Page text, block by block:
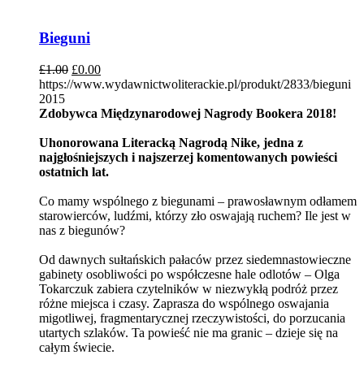
Bieguni
£1.00 £0.00
https://www.wydawnictwoliterackie.pl/produkt/2833/bieguni
2015
Zdobywca Międzynarodowej Nagrody Bookera 2018!
Uhonorowana Literacką Nagrodą Nike, jedna z
najgłośniejszych i najszerzej komentowanych powieści
ostatnich lat.
Co mamy wspólnego z biegunami – prawosławnym odłamem
starowierców, ludźmi, którzy zło oswajają ruchem? Ile jest w
nas z biegunów?
Od dawnych sułtańskich pałaców przez siedemnastowieczne
gabinety osobliwości po współczesne hale odlotów – Olga
Tokarczuk zabiera czytelników w niezwykłą podróż przez
różne miejsca i czasy. Zaprasza do wspólnego oswajania
migotliwej, fragmentarycznej rzeczywistości, do porzucania
utartych szlaków. Ta powieść nie ma granic – dzieje się na
całym świecie.